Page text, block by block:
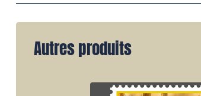
Autres produits